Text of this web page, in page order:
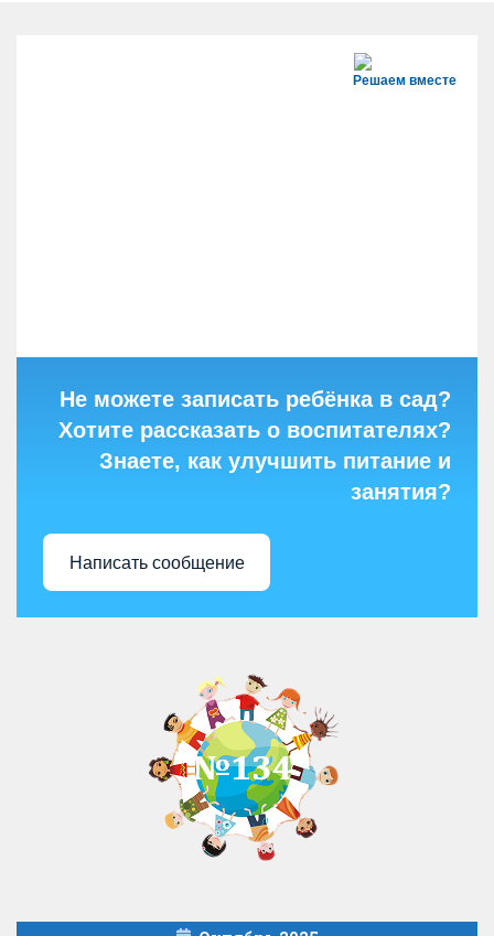
Решаем вместе
Не можете записать ребёнка в сад?
Хотите рассказать о воспитателях?
Знаете, как улучшить питание и
занятия?
Написать сообщение